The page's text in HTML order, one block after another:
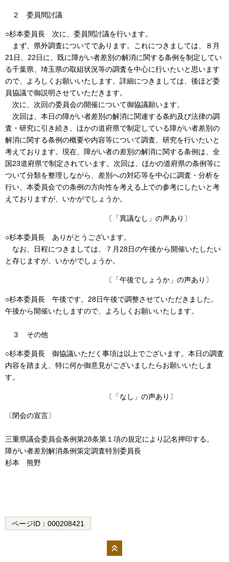
２ 委員間討議
○杉本委員長 次に、委員間討議を行います。
まず、県外調査についてであります。これにつきましては、８月
21日、22日に、既に障がい者差別の解消に関する条例を制定してい
る千葉県、埼玉県の取組状況等の調査を中心に行いたいと思います
ので、よろしくお願いいたします。詳細につきましては、後ほど委
員協議で御説明させていただきます。
次に、次回の委員会の開催について御協議願います。
次回は、本日の障がい者差別の解消に関連する条約及び法律の調
査・研究に引き続き、ほかの道府県で制定している障がい者差別の
解消に関する条例の概要や内容等について調査、研究を行いたいと
考えております。現在、障がい者の差別の解消に関する条例は、全
国23道府県で制定されています。次回は、ほかの道府県の条例等に
ついて分類を整理しながら、差別への対応等を中心に調査・分析を
行い、本委員会での条例の方向性を考える上での参考にしたいと考
えておりますが、いかがでしょうか。
〔「異議なし」の声あり〕
○杉本委員長 ありがとうございます。
なお、日程につきましては、７月28日の午後から開催いたしたい
と存じますが、いかがでしょうか。
〔「午後でしょうか」の声あり〕
○杉本委員長 午後です。28日午後で調整させていただきました。
午後から開催いたしますので、よろしくお願いいたします。
３ その他
○杉本委員長 御協議いただく事項は以上でございます。本日の調査
内容を踏まえ、特に何か御意見がございましたらお願いいたしま
す。
〔「なし」の声あり〕
〔閉会の宣言〕
三重県議会委員会条例第28条第１項の規定により記名押印する。
障がい者差別解消条例策定調査特別委員長
杉本 熊野
ページID： 000208421